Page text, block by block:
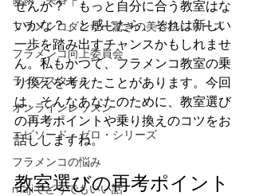
フラメンコダンサー驚きの美容法シリーズ
フラメンコ向上委員会
ライフスタイル
オンラインレッスン
エピソード・ゼロ・シリーズ
フラメンコの悩み
majiでどうでもいい話
せんか？「もっと自分に合う教室はな
いかな？」と感じたら、それは新しい
一歩を踏み出すチャンスかもしれませ
ん。私もかつて、フラメンコ教室の乗
り換えを考えたことがあります。今回
は、そんなあなたのために、教室選び
の再考ポイントや乗り換えのコツをお
話ししますね。
教室選びの再考ポイント